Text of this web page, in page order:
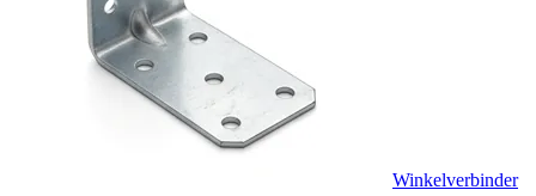
Winkelverbinder